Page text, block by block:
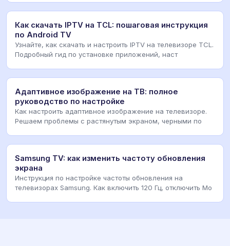
Как скачать IPTV на TCL: пошаговая инструкция
по Android TV
Узнайте, как скачать и настроить IPTV на телевизоре TCL.
Подробный гид по установке приложений, наст
Адаптивное изображение на ТВ: полное
руководство по настройке
Как настроить адаптивное изображение на телевизоре.
Решаем проблемы с растянутым экраном, черными по
Samsung TV: как изменить частоту обновления
экрана
Инструкция по настройке частоты обновления на
телевизорах Samsung. Как включить 120 Гц, отключить Mo